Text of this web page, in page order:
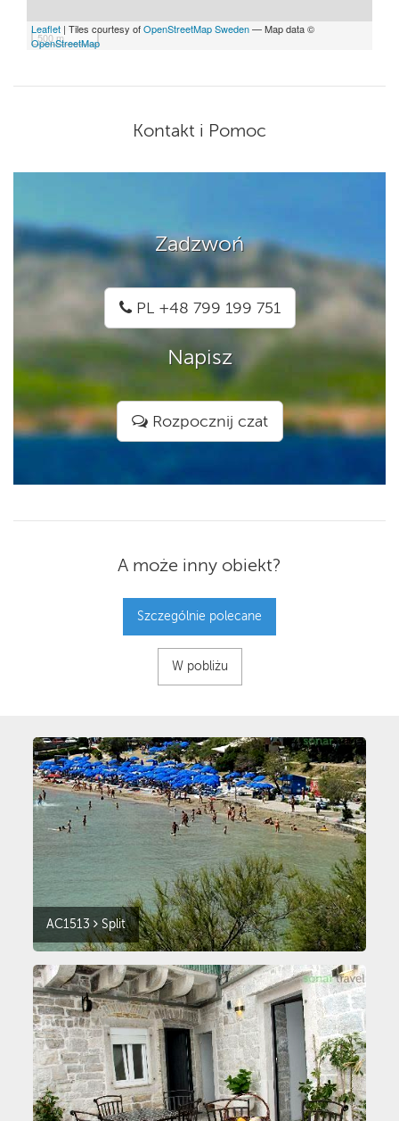
500 m
Leaflet | Tiles courtesy ofOpenStreetMap Sweden— Map data ©
OpenStreetMap
Kontakt i Pomoc
Zadzwoń
PL +48 799 199 751
Napisz
Rozpocznij czat
A może inny obiekt?
Szczególnie polecane
W pobliżu
AC1513 Split